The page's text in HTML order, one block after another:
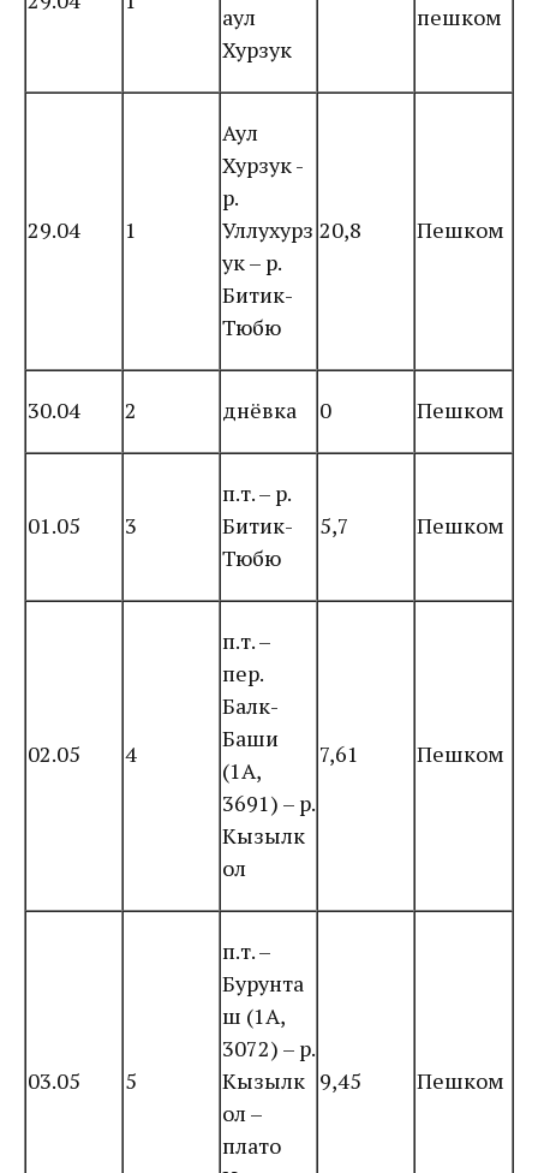
аул
Хурзук
пешком
29.04 1
Аул
Хурзук -
р.
Уллухурз
ук – р.
Битик-
Тюбю
20,8 Пешком
30.04 2 днёвка 0 Пешком
01.05 3
п.т. – р.
Битик-
Тюбю
5,7 Пешком
02.05 4
п.т. –
пер.
Балк-
Баши
(1А,
3691) – р.
Кызылк
ол
7,61 Пешком
03.05 5
п.т. –
Бурунта
ш (1А,
3072) – р.
Кызылк
ол –
плато
9,45 Пешком